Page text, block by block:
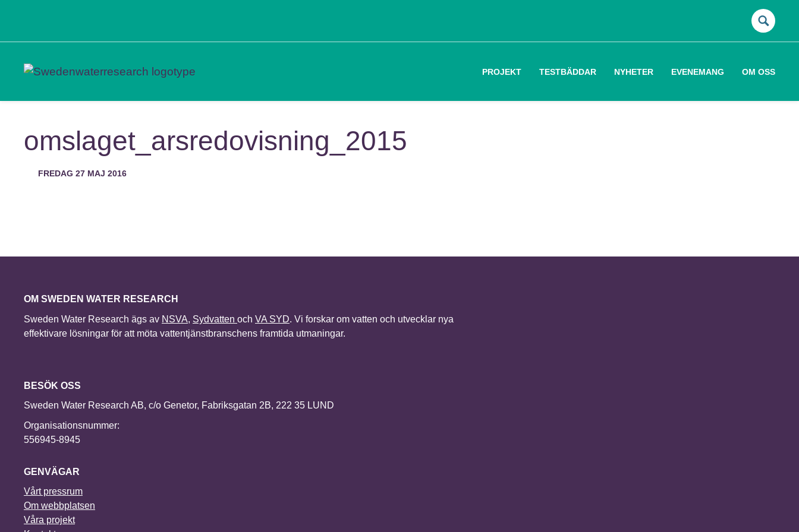
Sök
PROJEKT TESTBÄDDAR NYHETER EVENEMANG OM OSS
omslaget_arsredovisning_2015
FREDAG 27 MAJ 2016
OM SWEDEN WATER RESEARCH
Sweden Water Research ägs av NSVA, Sydvatten och VA SYD. Vi forskar om vatten och utvecklar nya
effektivare lösningar för att möta vattentjänstbranschens framtida utmaningar.
BESÖK OSS
Sweden Water Research AB, c/o Genetor, Fabriksgatan 2B, 222 35 LUND
Organisationsnummer:
556945-8945
GENVÄGAR
Vårt pressrum
Om webbplatsen
Våra projekt